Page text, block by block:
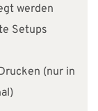
werden
Setups
(nur in